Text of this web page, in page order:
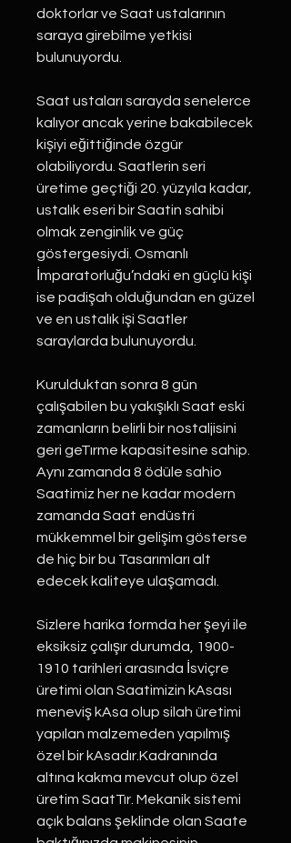
doktorlar ve Saat ustalarının
saraya girebilme yetkisi
bulunuyordu.
Saat ustaları sarayda senelerce
kalıyor ancak yerine bakabilecek
kişiyi eğittiğinde özgür
olabiliyordu. Saatlerin seri
üretime geçtiği 20. yüzyıla kadar,
ustalık eseri bir Saatin sahibi
olmak zenginlik ve güç
göstergesiydi. Osmanlı
İmparatorluğu’ndaki en güçlü kişi
ise padişah olduğundan en güzel
ve en ustalık işi Saatler
saraylarda bulunuyordu.
Kurulduktan sonra 8 gün
çalışabilen bu yakışıklı Saat eski
zamanların belirli bir nostaljisini
geri geTırme kapasitesine sahip.
Aynı zamanda 8 ödüle sahio
Saatimiz her ne kadar modern
zamanda Saat endüstri
mükkemmel bir gelişim gösterse
de hiç bir bu Tasarımları alt
edecek kaliteye ulaşamadı.
Sizlere harika formda her şeyi ile
eksiksiz çalışır durumda, 1900-
1910 tarihleri arasında İsviçre
üretimi olan Saatimizin kAsası
meneviş kAsa olup silah üretimi
yapılan malzemeden yapılmış
özel bir kAsadır.Kadranında
altına kakma mevcut olup özel
üretim SaatTır. Mekanik sistemi
açık balans şeklinde olan Saate